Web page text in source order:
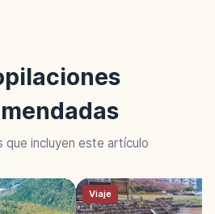
que incluyen este artículo
Viaje